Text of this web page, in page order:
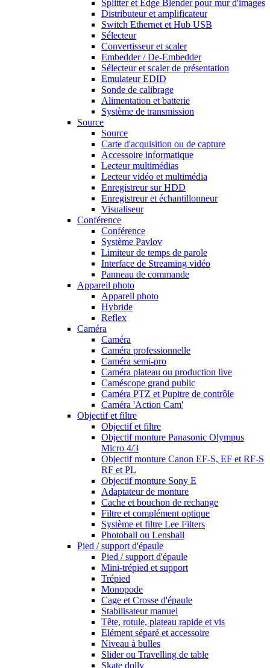
Splitter et Edge Blender pour mur d'images
Distributeur et amplificateur
Switch Ethernet et Hub USB
Sélecteur
Convertisseur et scaler
Embedder / De-Embedder
Sélecteur et scaler de présentation
Emulateur EDID
Sonde de calibrage
Alimentation et batterie
Système de transmission
Source
Source
Carte d'acquisition ou de capture
Accessoire informatique
Lecteur multimédias
Lecteur vidéo et multimédia
Enregistreur sur HDD
Enregistreur et échantillonneur
Visualiseur
Conférence
Conférence
Système Pavlov
Limiteur de temps de parole
Interface de Streaming vidéo
Panneau de commande
Appareil photo
Appareil photo
Hybride
Reflex
Caméra
Caméra
Caméra professionnelle
Caméra semi-pro
Caméra plateau ou production live
Caméscope grand public
Caméra PTZ et Pupitre de contrôle
Caméra 'Action Cam'
Objectif et filtre
Objectif et filtre
Objectif monture Panasonic Olympus
Micro 4/3
Objectif monture Canon EF-S, EF et RF-S
RF et PL
Objectif monture Sony E
Adaptateur de monture
Cache et bouchon de rechange
Filtre et complément optique
Système et filtre Lee Filters
Photoball ou Lensball
Pied / support d'épaule
Pied / support d'épaule
Mini-trépied et support
Trépied
Monopode
Cage et Crosse d'épaule
Stabilisateur manuel
Tête, rotule, plateau rapide et vis
Elément séparé et accessoire
Niveau à bulles
Slider ou Travelling de table
Skate dolly